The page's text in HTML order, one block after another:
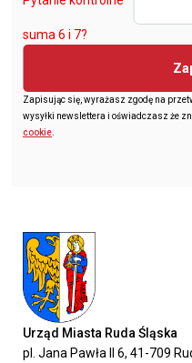
suma 6 i 7?
Zapisując się, wyrażasz zgodę na
wysyłki newslettera i oświadczasz że
cookie
Urząd Miasta Ruda Śląska
pl. Jana Pawła II 6, 41-709